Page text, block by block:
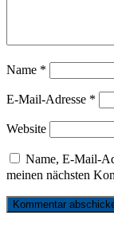
Name *
E-Mail-Adresse *
Website
Name, E-Mail-
meinen nächsten